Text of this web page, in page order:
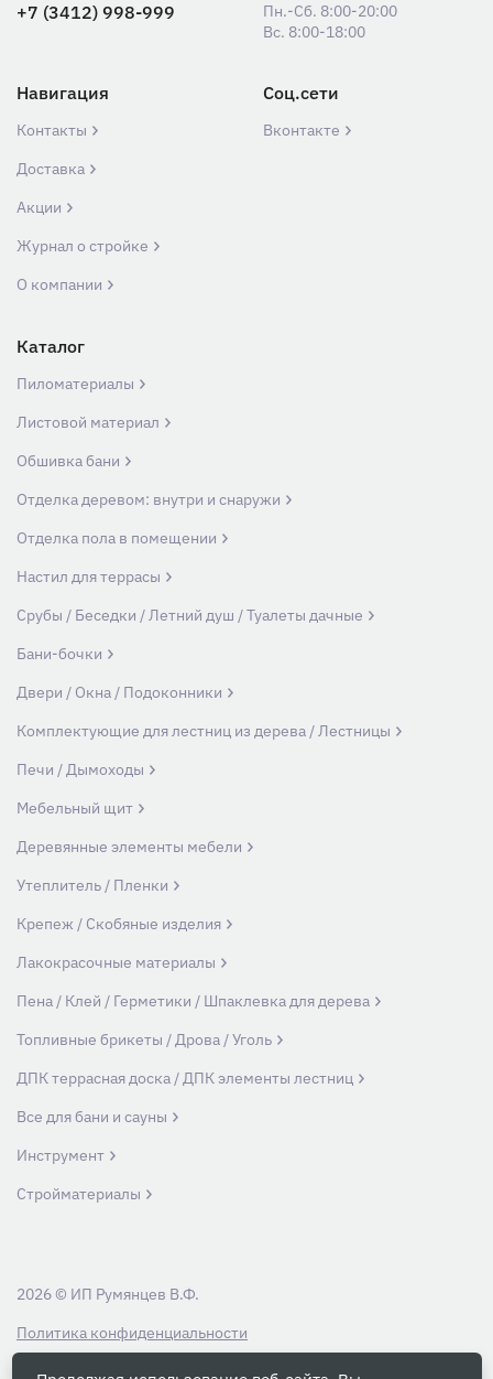
+7 (3412) 998-999
Пн.-Сб. 8:00-20:00
Вс. 8:00-18:00
Навигация
Контакты
Доставка
Акции
Журнал о стройке
О компании
Соц.сети
Вконтакте
Каталог
Пиломатериалы
Листовой материал
Обшивка бани
Отделка деревом: внутри и снаружи
Отделка пола в помещении
Настил для террасы
Срубы / Беседки / Летний душ / Туалеты дачные
Бани-бочки
Двери / Окна / Подоконники
Комплектующие для лестниц из дерева / Лестницы
Печи / Дымоходы
Мебельный щит
Деревянные элементы мебели
Утеплитель / Пленки
Крепеж / Скобяные изделия
Лакокрасочные материалы
Пена / Клей / Герметики / Шпаклевка для дерева
Топливные брикеты / Дрова / Уголь
ДПК террасная доска / ДПК элементы лестниц
Все для бани и сауны
Инструмент
Стройматериалы
Политика конфиденциальности
2026 © ИП Румянцев В.Ф.